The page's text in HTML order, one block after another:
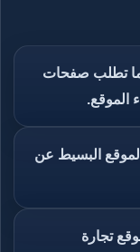
تطلب صفحات
الموقع.
البسيط عن
تجارة